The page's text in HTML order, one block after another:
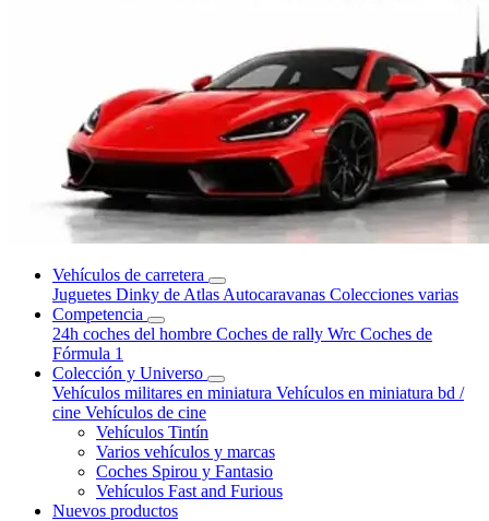
Vehículos de carretera
Juguetes Dinky de Atlas Autocaravanas Colecciones varias
Competencia
24h coches del hombre Coches de rally Wrc Coches de
Fórmula 1
Colección y Universo
Vehículos militares en miniatura Vehículos en miniatura bd /
cine Vehículos de cine
Vehículos Tintín
Varios vehículos y marcas
Coches Spirou y Fantasio
Vehículos Fast and Furious
Nuevos productos